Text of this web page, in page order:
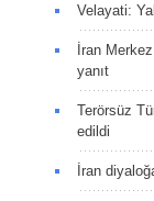
Velayati:
İran
yanıt
Terörsüz
edildi
İran